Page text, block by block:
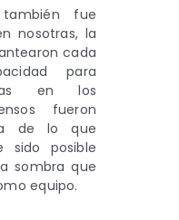
fue
nosotras, la
cada
para
en los
fueron
de lo que
sido posible
sombra que
equipo.